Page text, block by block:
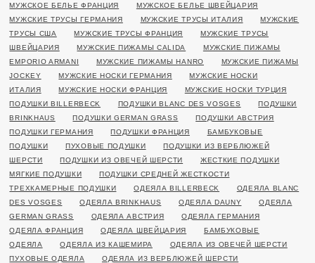
МУЖСКОЕ БЕЛЬЕ ФРАНЦИЯ
МУЖСКОЕ БЕЛЬЕ ШВЕЙЦАРИЯ
МУЖСКИЕ ТРУСЫ ГЕРМАНИЯ
МУЖСКИЕ ТРУСЫ ИТАЛИЯ
МУЖСКИЕ
ТРУСЫ США
МУЖСКИЕ ТРУСЫ ФРАНЦИЯ
МУЖСКИЕ ТРУСЫ
ШВЕЙЦАРИЯ
МУЖСКИЕ ПИЖАМЫ CALIDA
МУЖСКИЕ ПИЖАМЫ
EMPORIO ARMANI
МУЖСКИЕ ПИЖАМЫ HANRO
МУЖСКИЕ ПИЖАМЫ
JOCKEY
МУЖСКИЕ НОСКИ ГЕРМАНИЯ
МУЖСКИЕ НОСКИ
ИТАЛИЯ
МУЖСКИЕ НОСКИ ФРАНЦИЯ
МУЖСКИЕ НОСКИ ТУРЦИЯ
ПОДУШКИ BILLERBECK
ПОДУШКИ BLANC DES VOSGES
ПОДУШКИ
BRINKHAUS
ПОДУШКИ GERMAN GRASS
ПОДУШКИ АВСТРИЯ
ПОДУШКИ ГЕРМАНИЯ
ПОДУШКИ ФРАНЦИЯ
БАМБУКОВЫЕ
ПОДУШКИ
ПУХОВЫЕ ПОДУШКИ
ПОДУШКИ ИЗ ВЕРБЛЮЖЕЙ
ШЕРСТИ
ПОДУШКИ ИЗ ОВЕЧЕЙ ШЕРСТИ
ЖЕСТКИЕ ПОДУШКИ
МЯГКИЕ ПОДУШКИ
ПОДУШКИ СРЕДНЕЙ ЖЕСТКОСТИ
ТРЕХКАМЕРНЫЕ ПОДУШКИ
ОДЕЯЛА BILLERBECK
ОДЕЯЛА BLANC
DES VOSGES
ОДЕЯЛА BRINKHAUS ОДЕЯЛА DAUNY
ОДЕЯЛА
GERMAN GRASS
ОДЕЯЛА АВСТРИЯ
ОДЕЯЛА ГЕРМАНИЯ
ОДЕЯЛА ФРАНЦИЯ
ОДЕЯЛА ШВЕЙЦАРИЯ
БАМБУКОВЫЕ
ОДЕЯЛА
ОДЕЯЛА ИЗ КАШЕМИРА
ОДЕЯЛА ИЗ ОВЕЧЕЙ ШЕРСТИ
ПУХОВЫЕ ОДЕЯЛА
ОДЕЯЛА ИЗ ВЕРБЛЮЖЕЙ ШЕРСТИ